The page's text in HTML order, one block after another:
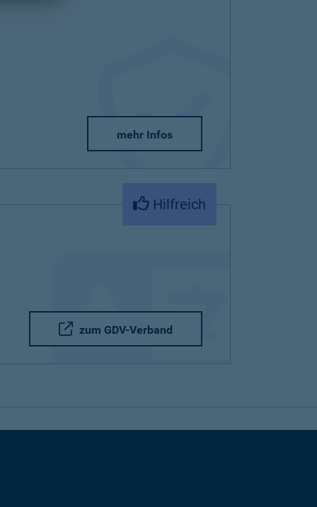
mehr Infos
Hilfreich
zum GDV-Verband